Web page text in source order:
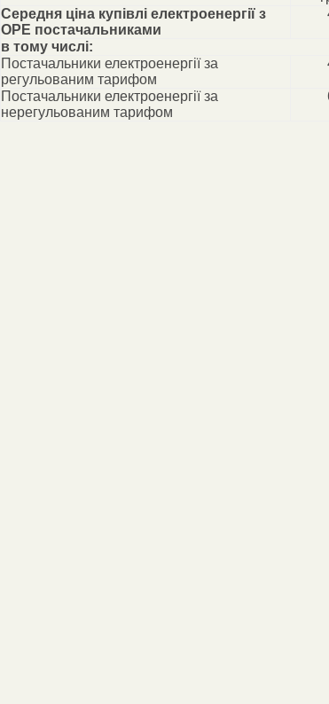
Середня ціна купівлі електроенергії з
ОРЕ постачальниками
в тому числі:
Постачальники електроенергії за
регульованим тарифом
Постачальники електроенергії за
нерегульованим тарифом